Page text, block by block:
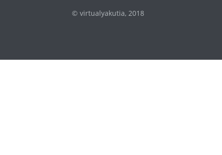
© virtualyakutia, 2018